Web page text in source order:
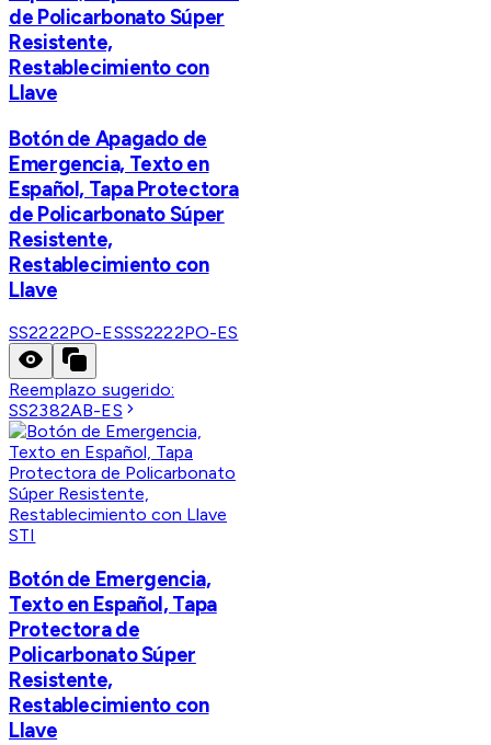
de Policarbonato Súper
Resistente,
Restablecimiento con
Llave
Botón de Apagado de
Emergencia, Texto en
Español, Tapa Protectora
de Policarbonato Súper
Resistente,
Restablecimiento con
Llave
SS2222PO-ESSS2222PO-ES
Reemplazo sugerido:
SS2382AB-ES
STI
Botón de Emergencia,
Texto en Español, Tapa
Protectora de
Policarbonato Súper
Resistente,
Restablecimiento con
Llave